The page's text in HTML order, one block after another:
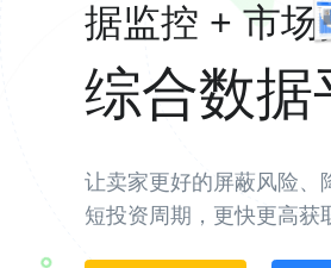
据监控 + 市场
综合数据
让卖家更好的屏蔽风险、
短投资周期，更快更高获